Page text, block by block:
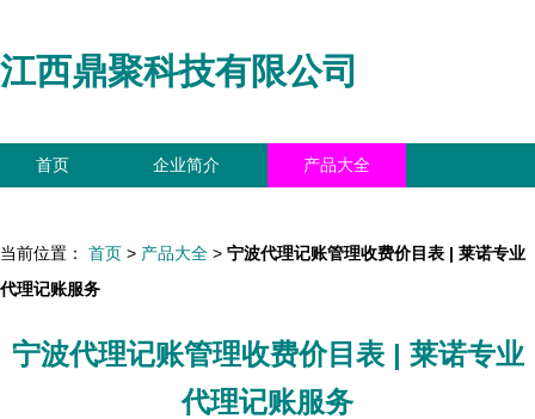
江西鼎聚科技有限公司
首页 企业简介 产品大全
当前位置： 首页 > 产品大全 > 宁波代理记账管理收费价目表 | 莱诺专业
代理记账服务
宁波代理记账管理收费价目表 | 莱诺专业
代理记账服务